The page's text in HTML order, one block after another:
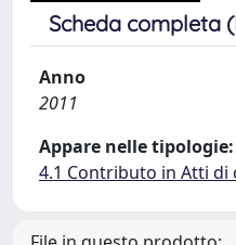
Scheda completa
Anno
2011
Appare nelle tipologie:
4.1 Contributo in Atti di